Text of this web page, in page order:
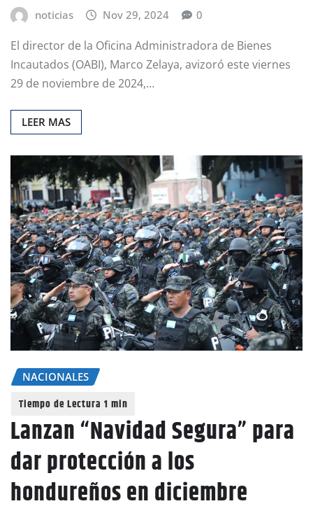
noticias Nov 29, 2024 0
El director de la Oficina Administradora de Bienes
Incautados (OABI), Marco Zelaya, avizoró este viernes
29 de noviembre de 2024,…
LEER MAS
NACIONALES
Lanzan “Navidad Segura” para
dar protección a los
hondureños en diciembre